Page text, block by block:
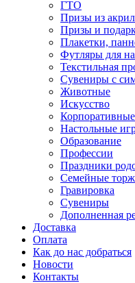
ГТО
Призы из
Призы и
Плакетки,
Футляры для
Текстильная
Сувениры с
Животные
Искусство
Настольные
Образование
Профессии
Праздники
Семейные
Гравировка
Сувениры
Дополненная
Доставка
Оплата
Как до нас добраться
Новости
Контакты